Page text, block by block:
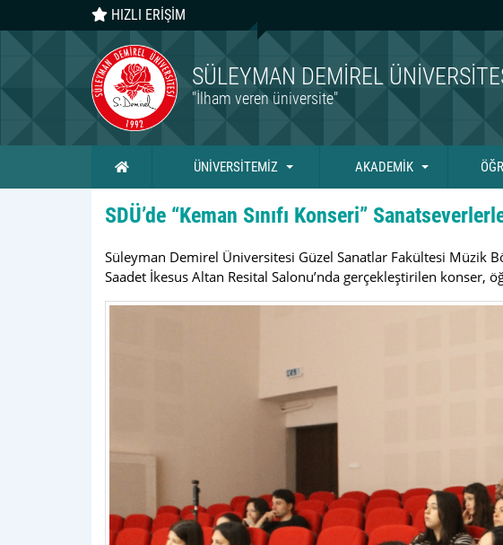
HIZLI ERİŞİM
SÜLEYMAN DEMIREL
"İlham veren üniversite"
Ana Sayfa ÜNİVERSİTEMİZ AKADEMİK
SDÜ’de “Keman Sınıfı Konseri”
Süleyman Demirel Üniversitesi Güzel Sanatlar Fakültesi Müzik
Saadet İkesus Altan Resital Salonu’nda gerçekleştirilen konser,